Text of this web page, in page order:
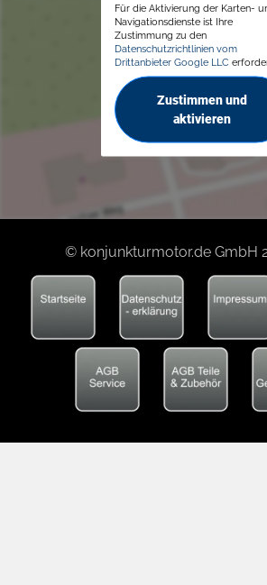
Für die Aktivierung der Karten-
Navigationsdienste ist Ihre
Zustimmung zu den
Datenschutzrichtlinien vom
Drittanbieter Google LLC
Zustimmen und
aktivieren
© konjunkturmotor.de GmbH